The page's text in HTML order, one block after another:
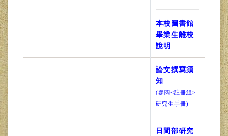
本校圖書館
畢業生離校
說明
論文撰寫須
知
(參閱<註冊組>
研究生手冊)
日間部研究